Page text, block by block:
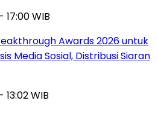
17:00 WIB
Awards 2026 untuk
Media Sosial, Distribusi Siaran
WIB